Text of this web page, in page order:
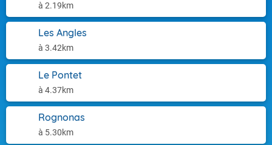
à 2.19km
Les Angles
à 3.42km
Le Pontet
à 4.37km
Rognonas
à 5.30km